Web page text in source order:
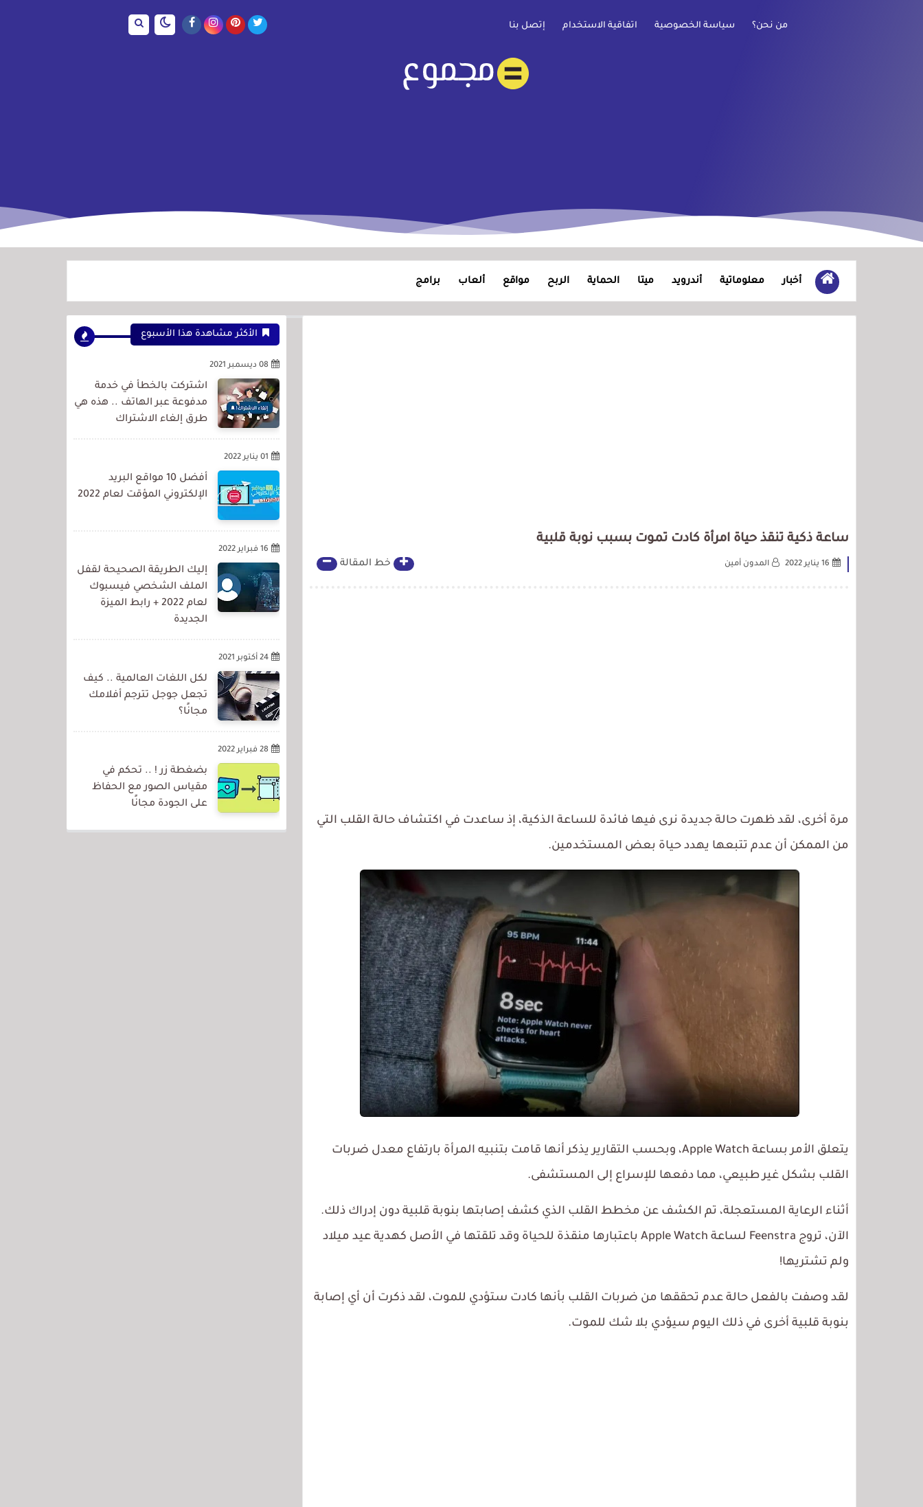
من نحن؟ سياسة الخصوصية اتفاقية الاستخدام إتصل بنا
أخبار معلوماتية أندرويد ميتا الحماية الربح مواقع ألعاب برامج
ساعة ذكية تنقذ حياة امرأة كادت تموت بسبب نوبة قلبية
16 يناير 2022 المدون أمين خط المقالة
مرة أخرى، لقد ظهرت حالة جديدة نرى فيها فائدة للساعة الذكية، إذ ساعدت في اكتشاف حالة القلب التي
من الممكن أن عدم تتبعها يهدد حياة بعض المستخدمين.
يتعلق الأمر بساعة Apple Watch، وبحسب التقارير يذكر أنها قامت بتنبيه المرأة بارتفاع معدل ضربات
القلب بشكل غير طبيعي، مما دفعها للإسراع إلى المستشفى.
أثناء الرعاية المستعجلة، تم الكشف عن مخطط القلب الذي كشف إصابتها بنوبة قلبية دون إدراك ذلك.
الآن، تروج Feenstra لساعة Apple Watch باعتبارها منقذة للحياة وقد تلقتها في الأصل كهدية عيد ميلاد
ولم تشتريها!
لقد وصفت بالفعل حالة عدم تحققها من ضربات القلب بأنها كادت ستؤدي للموت، لقد ذكرت أن أي إصابة
بنوبة قلبية أخرى في ذلك اليوم سيؤدي بلا شك للموت.
الأكثر مشاهدة هذا الأسبوع
08 ديسمبر 2021
اشتركت بالخطأ في خدمة
مدفوعة عبر الهاتف .. هذه هي
طرق إلغاء الاشتراك
01 يناير 2022
أفضل 10 مواقع البريد
الإلكتروني المؤقت لعام 2022
16 فبراير 2022
إليك الطريقة الصحيحة لقفل
الملف الشخصي فيسبوك
لعام 2022 + رابط الميزة
الجديدة
24 أكتوبر 2021
لكل اللغات العالمية .. كيف
تجعل جوجل تترجم أفلامك
مجانًا؟
28 فبراير 2022
بضغطة زر ! .. تحكم في
مقياس الصور مع الحفاظ
على الجودة مجانًا